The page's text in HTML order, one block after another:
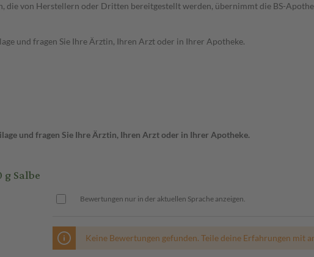
von Herstellern oder Dritten bereitgestellt werden, übernimmt die BS-
und fragen Sie Ihre Ärztin, Ihren Arzt oder in Ihrer Apotheke.
und fragen Sie Ihre Ärztin, Ihren Arzt oder in Ihrer Apotheke.
Salbe
Bewertungen nur in der aktuellen Sprache anzeigen.
Keine Bewertungen gefunden. Teile deine Erfahrungen mit